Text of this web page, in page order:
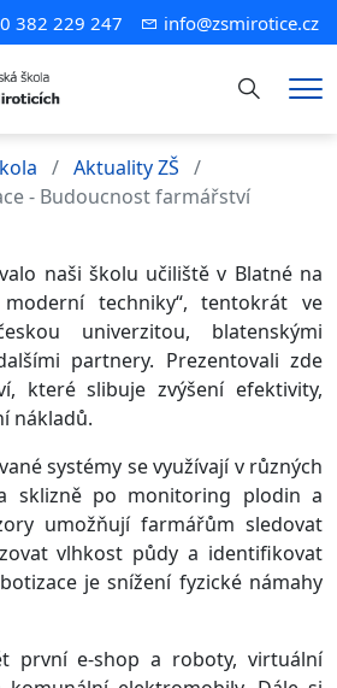
382 229 247 info@zsmirotice.cz
Hledání
Aktuality ZŠ
- Budoucnost farmářství
naši školu učiliště v Blatné na
techniky“, tentokrát ve
univerzitou, blatenskými
partnery. Prezentovali zde
které slibuje zvýšení efektivity,
nákladů.
systémy se využívají v různých
sklizně po monitoring plodin a
umožňují farmářům sledovat
vlhkost půdy a identifikovat
je snížení fyzické námahy
první e-shop a roboty, virtuální